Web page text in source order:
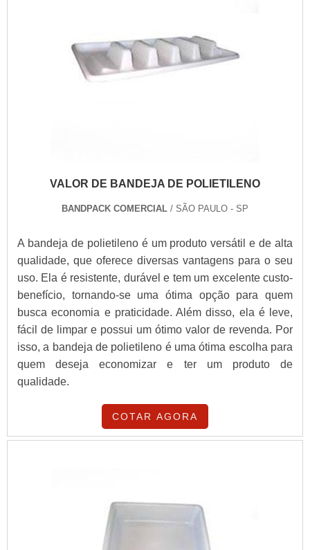
VALOR DE BANDEJA DE POLIETILENO
BANDPACK COMERCIAL / SÃO PAULO - SP
A bandeja de polietileno é um produto versátil e de alta
qualidade, que oferece diversas vantagens para o seu
uso. Ela é resistente, durável e tem um excelente custo-
benefício, tornando-se uma ótima opção para quem
busca economia e praticidade. Além disso, ela é leve,
fácil de limpar e possui um ótimo valor de revenda. Por
isso, a bandeja de polietileno é uma ótima escolha para
quem deseja economizar e ter um produto de
qualidade.
COTAR AGORA